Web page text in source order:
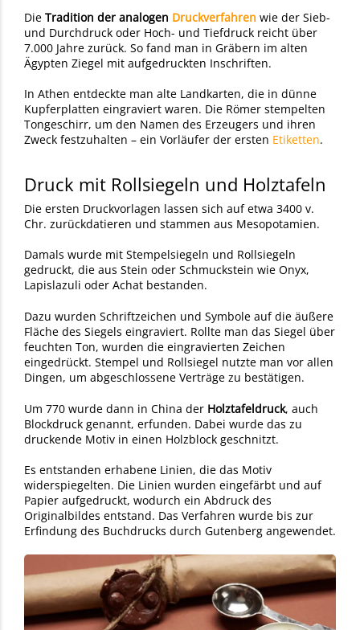
Die Tradition der analogen Druckverfahren wie der Sieb-
und Durchdruck oder Hoch- und Tiefdruck reicht über
7.000 Jahre zurück. So fand man in Gräbern im alten
Ägypten Ziegel mit aufgedruckten Inschriften.
In Athen entdeckte man alte Landkarten, die in dünne
Kupferplatten eingraviert waren. Die Römer stempelten
Tongeschirr, um den Namen des Erzeugers und ihren
Zweck festzuhalten – ein Vorläufer der ersten Etiketten.
Druck mit Rollsiegeln und Holztafeln
Die ersten Druckvorlagen lassen sich auf etwa 3400 v.
Chr. zurückdatieren und stammen aus Mesopotamien.
Damals wurde mit Stempelsiegeln und Rollsiegeln
gedruckt, die aus Stein oder Schmuckstein wie Onyx,
Lapislazuli oder Achat bestanden.
Dazu wurden Schriftzeichen und Symbole auf die äußere
Fläche des Siegels eingraviert. Rollte man das Siegel über
feuchten Ton, wurden die eingravierten Zeichen
eingedrückt. Stempel und Rollsiegel nutzte man vor allen
Dingen, um abgeschlossene Verträge zu bestätigen.
Um 770 wurde dann in China der Holztafeldruck, auch
Blockdruck genannt, erfunden. Dabei wurde das zu
druckende Motiv in einen Holzblock geschnitzt.
Es entstanden erhabene Linien, die das Motiv
widerspiegelten. Die Linien wurden eingefärbt und auf
Papier aufgedruckt, wodurch ein Abdruck des
Originalbildes entstand. Das Verfahren wurde bis zur
Erfindung des Buchdrucks durch Gutenberg angewendet.